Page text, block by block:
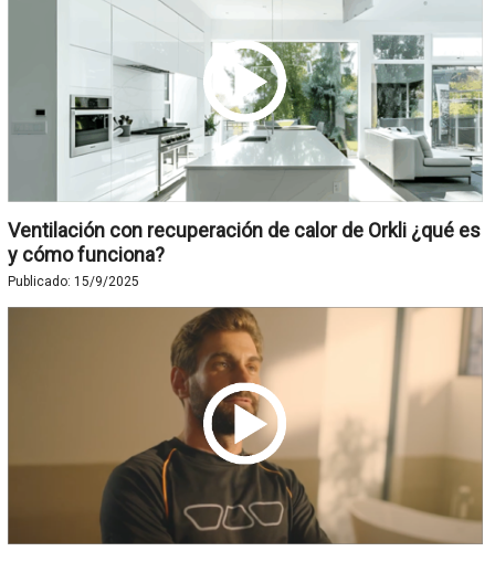
Ventilación con recuperación de calor de Orkli ¿qué es
y cómo funciona?
Publicado: 15/9/2025